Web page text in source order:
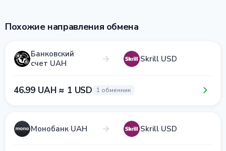
Похожие направления обмена
Банковский
счет UAH
Skrill USD
46.99 UAH ≈ 1 USD 1 обменник
Монобанк UAH Skrill USD